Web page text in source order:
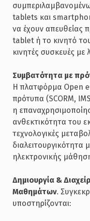
tablets και
να έχουν απευθείας
tablet ή το κινητό
κινητές συσκευές με
Συμβατότητα με
H πλατφόρμα Open
πρότυπα (SCORM,
η
ανθεκτικότητα του
τεχνολογικές
ηλεκτρονικής
Δημιουργία &
Μαθημάτων.
υποστηρίζονται: